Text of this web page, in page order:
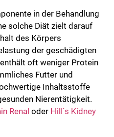
in der Behandlung
solche Diät zielt darauf
des Körpers
der geschädigten
oft weniger Protein
Futter und
Inhaltsstoffe
Nierentätigkeit.
Renal oder Hill´s Kidney